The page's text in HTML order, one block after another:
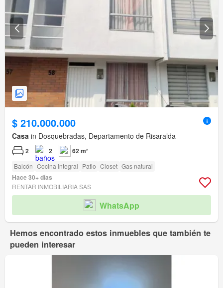
$ 210.000.000
Casa in Dosquebradas, Departamento de Risaralda
2 2 62 m²
Balcón Cocina integral Patio Closet Gas natural
Hace 30+ días
RENTAR INMOBILIARIA SAS
WhatsApp
Hemos encontrado estos inmuebles que también te
pueden interesar